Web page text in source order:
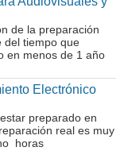
de la preparación
del tiempo que
en menos de 1 año
Electrónico
preparado en
real es muy
horas